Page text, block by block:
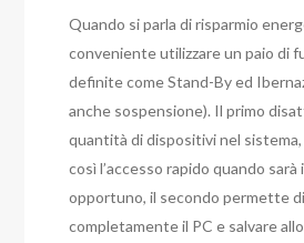
Quando si parla di risparmio
conveniente utilizzare un paio di
definite come Stand-By ed
anche sospensione). Il primo
quantità di dispositivi nel
così l’accesso rapido quando sarà
opportuno, il secondo permette
completamente il PC e salvare